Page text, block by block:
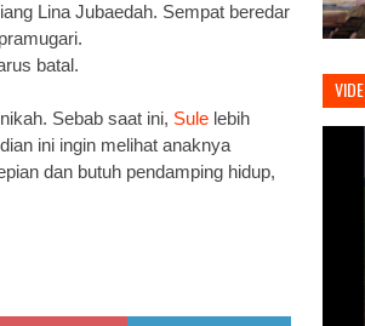
Lina Jubaedah. Sempat beredar
batal.
Sebab saat ini, Sule lebih
ini ingin melihat anaknya
dan butuh pendamping hidup,